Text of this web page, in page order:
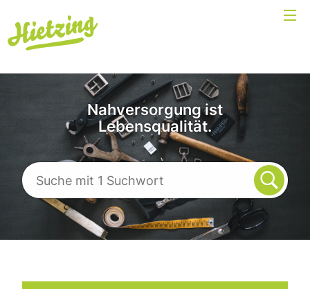
Nahversorgung ist
Lebensqualität.